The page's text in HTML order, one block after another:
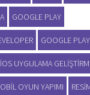
GOOGLE PLAY
GOOGLE
IOS UYGULAMA
OYUN YAPIMI